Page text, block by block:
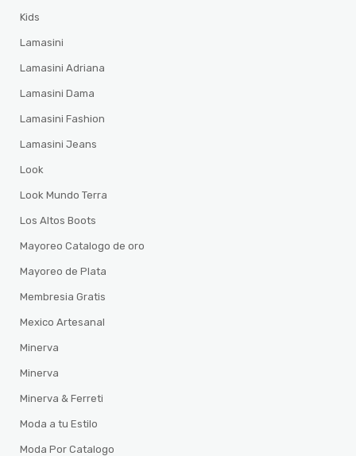
Kids
Lamasini
Lamasini Adriana
Lamasini Dama
Lamasini Fashion
Lamasini Jeans
Look
Look Mundo Terra
Los Altos Boots
Mayoreo Catalogo de oro
Mayoreo de Plata
Membresia Gratis
Mexico Artesanal
Minerva
Minerva
Minerva & Ferreti
Moda a tu Estilo
Moda Por Catalogo